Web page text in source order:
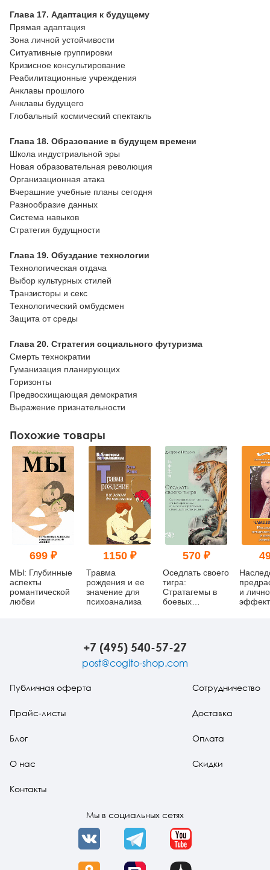
Глава 17. Адаптация к будущему
Прямая адаптация
Зона личной устойчивости
Ситуативные группировки
Кризисное консультирование
Реабилитационные учреждения
Анклавы прошлого
Анклавы будущего
Глобальный космический спектакль
Глава 18. Образование в будущем времени
Школа индустриальной эры
Новая образовательная революция
Организационная атака
Вчерашние учебные планы сегодня
Разнообразие данных
Система навыков
Стратегия будущности
Глава 19. Обуздание технологии
Технологическая отдача
Выбор культурных стилей
Транзисторы и секс
Технологический омбудсмен
Защита от среды
Глава 20. Стратегия социального футуризма
Смерть технократии
Гуманизация планирующих
Горизонты
Предвосхищающая демократия
Выражение признательности
Похожие товары
699 ₽
МЫ: Глубинные
аспекты
романтической
любви
1150 ₽
Травма
рождения и ее
значение для
психоанализа
570 ₽
Оседлать своего
тигра:
Cтратагемы в
боевых
помощью
простых
решений
и
+7 (495) 540-57-27
post@cogito-shop.com
Публичная оферта
Прайс-листы
Блог
О нас
Контакты
Сотрудничество
Доставка
Оплата
Скидки
Мы в социальных сетях
VK Telegram YouTube